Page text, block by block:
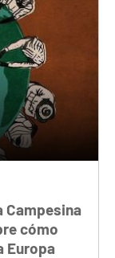
Campesina
cómo
Europa